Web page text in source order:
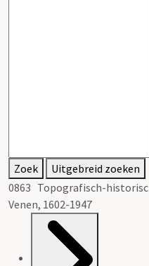
Zoek
Uitgebreid zoeken
0863 Topografisch-
Venen, 1602-1947